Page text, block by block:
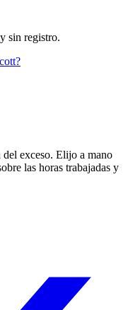
sin registro.
del exceso. Elijo a mano
las horas trabajadas y